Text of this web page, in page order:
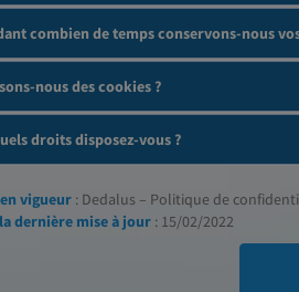
combien de temps conservons-nous
nous des cookies ?
droits disposez-vous ?
vigueur : Dedalus – Politique de
dernière mise à jour : 15/02/2022